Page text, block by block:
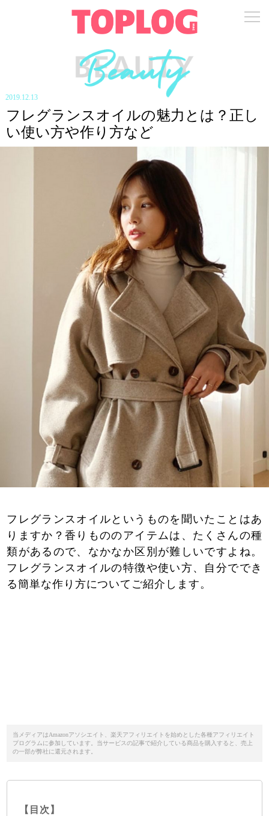
2019.12.13
フレグランスオイルの魅力とは？正し
い使い方や作り方など
フレグランスオイルというものを聞いたことはあ
りますか？香りもののアイテムは、たくさんの種
類があるので、なかなか区別が難しいですよね。
フレグランスオイルの特徴や使い方、自分ででき
る簡単な作り方についてご紹介します。
当メディアはAmazonアソシエイト、楽天アフィリエイトを始めとした各種アフィリエイト
プログラムに参加しています。当サービスの記事で紹介している商品を購入すると、売上
の一部が弊社に還元されます。
【目次】